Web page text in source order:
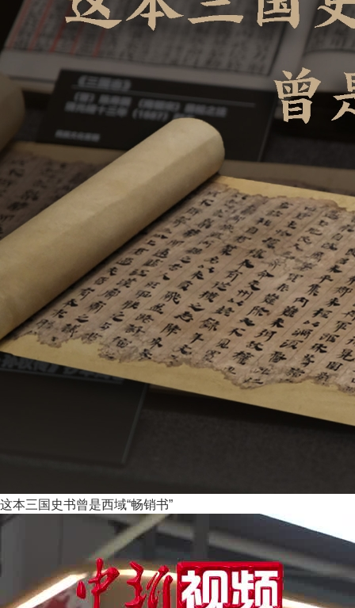
这本三国史书曾是西域“畅销书”